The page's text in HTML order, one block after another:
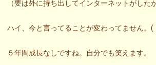
（要は外に持ち出してインターネットがした
ハイ、今と言ってることが変わってません。(
５年間成長なしですね。自分でも笑えます。